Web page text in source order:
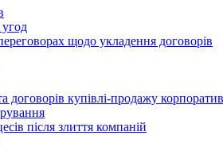
щодо укладення договорів
договорів купівлі-продажу
після злиття компаній